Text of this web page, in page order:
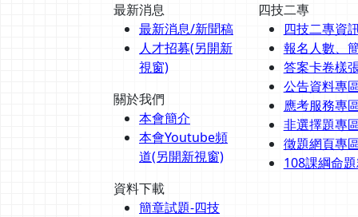
最新消息
最新消息/新聞稿
人才招募(另開新
視窗)
關於我們
本會簡介
本會Youtube頻
道(另開新視窗)
資料下載
簡章試題-四技
四技二專
四技二專資
報名人數、
答案卡卷樣
公告資料專
應考服務專
非選擇題專
徵題網頁專
108課綱命